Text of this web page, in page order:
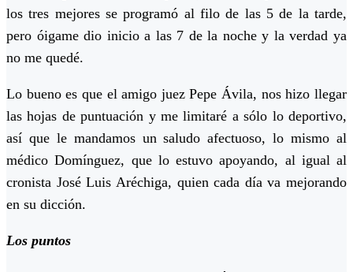
los tres mejores se programó al filo de las 5 de la tarde,
pero óigame dio inicio a las 7 de la noche y la verdad ya
no me quedé.
Lo bueno es que el amigo juez Pepe Ávila, nos hizo llegar
las hojas de puntuación y me limitaré a sólo lo deportivo,
así que le mandamos un saludo afectuoso, lo mismo al
médico Domínguez, que lo estuvo apoyando, al igual al
cronista José Luis Aréchiga, quien cada día va mejorando
en su dicción.
Los puntos